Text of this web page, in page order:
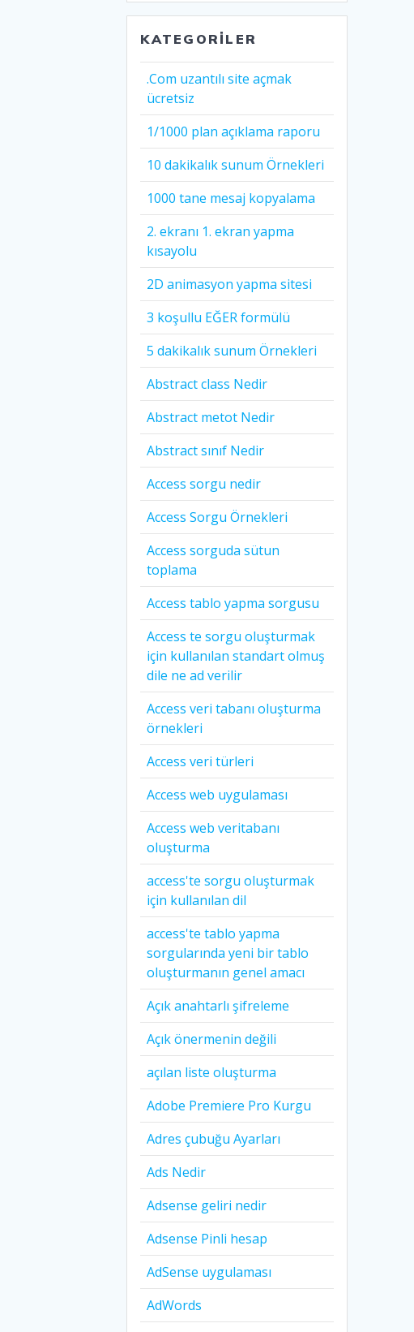
KATEGORILER
.Com uzantılı site açmak
ücretsiz
1/1000 plan açıklama raporu
10 dakikalık sunum Örnekleri
1000 tane mesaj kopyalama
2. ekranı 1. ekran yapma
kısayolu
2D animasyon yapma sitesi
3 koşullu EĞER formülü
5 dakikalık sunum Örnekleri
Abstract class Nedir
Abstract metot Nedir
Abstract sınıf Nedir
Access sorgu nedir
Access Sorgu Örnekleri
Access sorguda sütun
toplama
Access tablo yapma sorgusu
Access te sorgu oluşturmak
için kullanılan standart olmuş
dile ne ad verilir
Access veri tabanı oluşturma
örnekleri
Access veri türleri
Access web uygulaması
Access web veritabanı
oluşturma
access'te sorgu oluşturmak
için kullanılan dil
access'te tablo yapma
sorgularında yeni bir tablo
oluşturmanın genel amacı
Açık anahtarlı şifreleme
Açık önermenin değili
açılan liste oluşturma
Adobe Premiere Pro Kurgu
Adres çubuğu Ayarları
Ads Nedir
Adsense geliri nedir
Adsense Pinli hesap
AdSense uygulaması
AdWords